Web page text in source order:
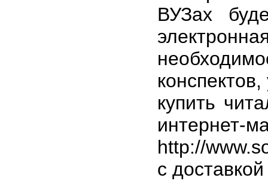
ВУЗах
купить
интернет-
http://
с